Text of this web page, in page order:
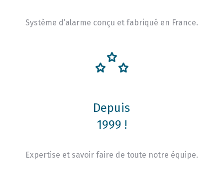
Système d’alarme conçu et fabriqué en France.
Depuis
1999 !
Expertise et savoir faire de toute notre équipe.